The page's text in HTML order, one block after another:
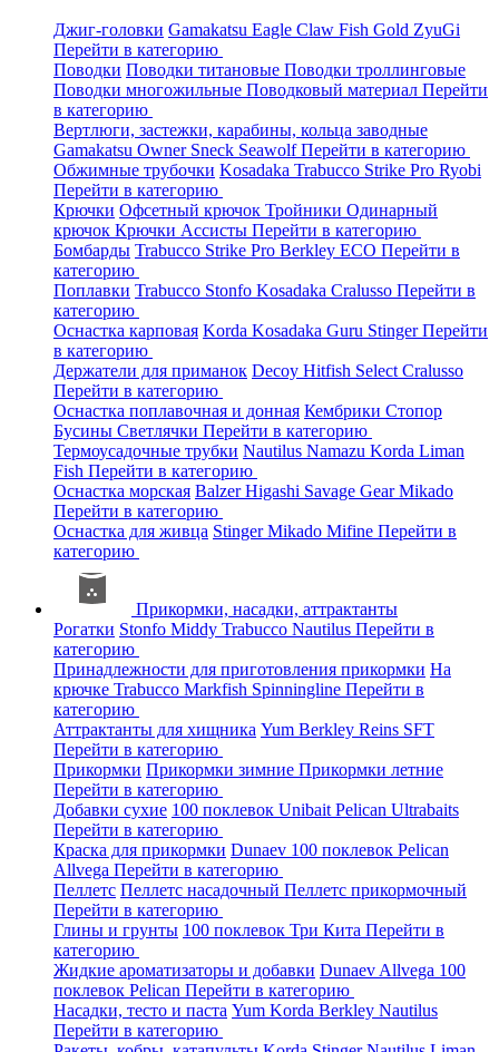
Джиг-головки Gamakatsu Eagle Claw Fish Gold ZyuGi
Перейти в категорию
Поводки Поводки титановые Поводки троллинговые
Поводки многожильные Поводковый материал Перейти
в категорию
Вертлюги, застежки, карабины, кольца заводные
Gamakatsu Owner Sneck SeawolfПерейти в категорию
Обжимные трубочки Kosadaka Trabucco Strike Pro Ryobi
Перейти в категорию
Крючки Офсетный крючок Тройники Одинарный
крючок Крючки Ассисты Перейти в категорию
Бомбарды Trabucco Strike Pro Berkley ECO Перейти в
категорию
Поплавки Trabucco Stonfo Kosadaka Cralusso Перейти в
категорию
Оснастка карповая Korda Kosadaka Guru StingerПерейти
в категорию
Держатели для приманок Decoy Hitfish Select Cralusso
Перейти в категорию
Оснастка поплавочная и донная Кембрики Стопор
Бусины Светлячки Перейти в категорию
Термоусадочные трубки Nautilus Namazu Korda Liman
Fish Перейти в категорию
Оснастка морская BalzerHigashi Savage GearMikado
Перейти в категорию
Оснастка для живца StingerMikado Mifine Перейти в
категорию
Прикормки, насадки, аттрактанты
Рогатки Stonfo Middy Trabucco Nautilus Перейти в
категорию
Принадлежности для приготовления прикормки На
крючке Trabucco Markfish Spinningline Перейти в
категорию
Аттрактанты для хищника Yum Berkley Reins SFT
Перейти в категорию
Прикормки Прикормки зимние Прикормки летние
Перейти в категорию
Добавки сухие 100 поклевок Unibait Pelican Ultrabaits
Перейти в категорию
Краска для прикормки Dunaev 100 поклевок Pelican
Allvega Перейти в категорию
Пеллетс Пеллетс насадочный Пеллетс прикормочный
Перейти в категорию
Глины и грунты 100 поклевок Три Кита Перейти в
категорию
Жидкие ароматизаторы и добавки Dunaev Allvega 100
поклевок Pelican Перейти в категорию
Насадки, тесто и паста Yum Korda Berkley Nautilus
Перейти в категорию